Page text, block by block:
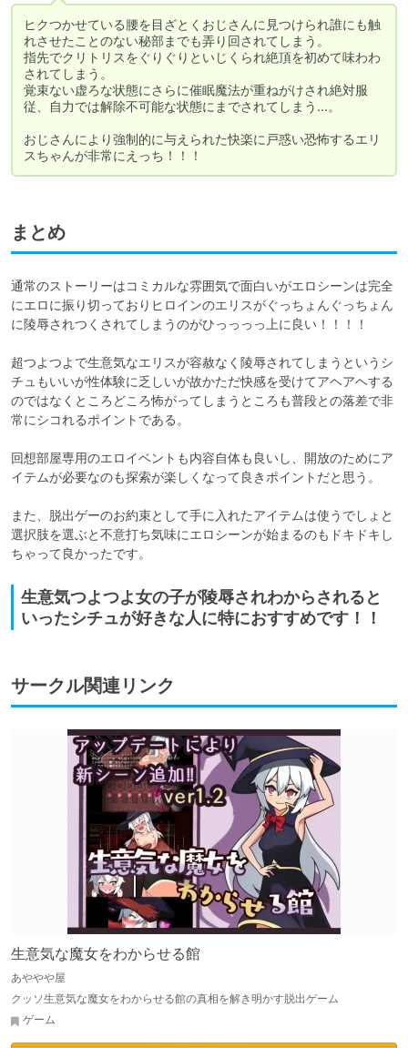
ヒクつかせている腰を目ざとくおじさんに見つけられ誰にも触
れさせたことのない秘部までも弄り回されてしまう。
指先でクリトリスをぐりぐりといじくられ絶頂を初めて味わわ
されてしまう。
覚束ない虚ろな状態にさらに催眠魔法が重ねがけされ絶対服
従、自力では解除不可能な状態にまでされてしまう…。
おじさんにより強制的に与えられた快楽に戸惑い恐怖するエリ
スちゃんが非常にえっち！！！
まとめ
通常のストーリーはコミカルな雰囲気で面白いがエロシーンは完全
にエロに振り切っておりヒロインのエリスがぐっちょんぐっちょん
に陵辱されつくされてしまうのがひっっっっ上に良い！！！！
超つよつよで生意気なエリスが容赦なく陵辱されてしまうというシ
チュもいいが性体験に乏しいが故かただ快感を受けてアヘアヘする
のではなくところどころ怖がってしまうところも普段との落差で非
常にシコれるポイントである。
回想部屋専用のエロイベントも内容自体も良いし、開放のためにア
イテムが必要なのも探索が楽しくなって良きポイントだと思う。
また、脱出ゲーのお約束として手に入れたアイテムは使うでしょと
選択肢を選ぶと不意打ち気味にエロシーンが始まるのもドキドキし
ちゃって良かったです。
生意気つよつよ女の子が陵辱されわからされると
いったシチュが好きな人に特におすすめです！！
サークル関連リンク
生意気な魔女をわからせる館
あややや屋
クッソ生意気な魔女をわからせる館の真相を解き明かす脱出ゲーム
ゲーム